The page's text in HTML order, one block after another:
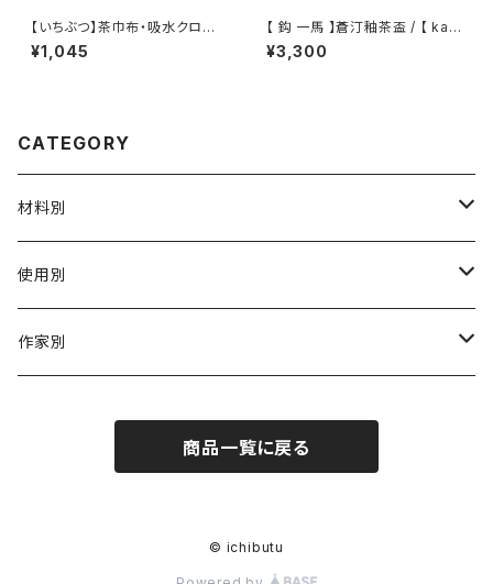
【いちぶつ】茶巾布・吸水クロス
｜速乾・カビが生えにくい
¥1,045
【 鈎 一馬 】蒼汀釉茶盃 / 【 kaz
uma magari 】Teacup
¥3,300
CATEGORY
材料別
陶磁器
ガラス
使用別
茶壺 急须 土瓶
作家別
商品一覧に戻る
© ichibutu